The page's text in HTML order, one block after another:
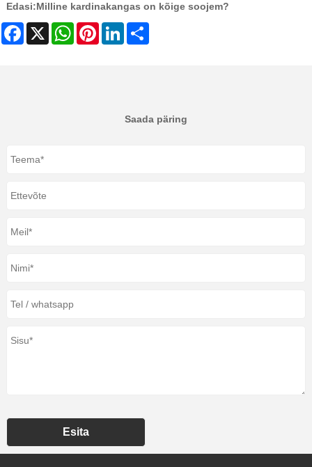
Edasi:Milline kardinakangas on kõige soojem?
Facebook
X WhatsAppPinterestLinkedIn
Saada päring
Esita